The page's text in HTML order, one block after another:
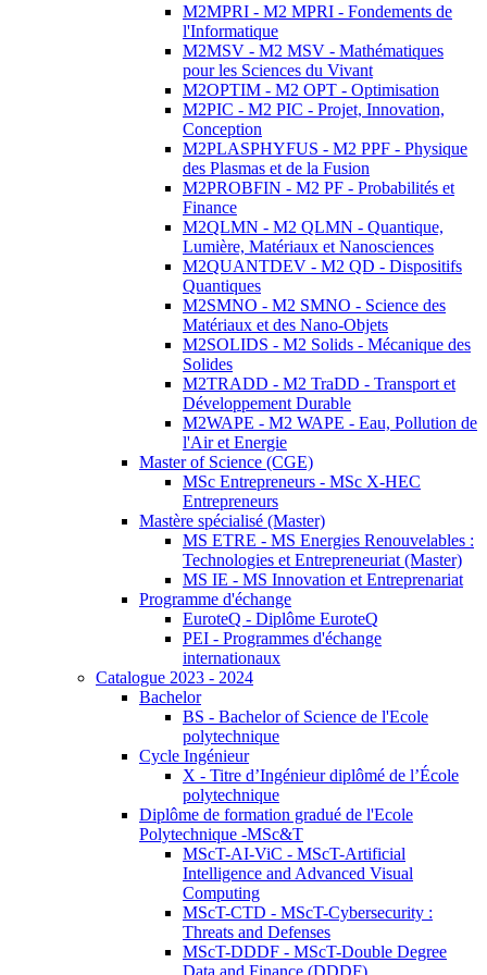
M2MPRI - M2 MPRI - Fondements de
l'Informatique
M2MSV - M2 MSV - Mathématiques
pour les Sciences du Vivant
M2OPTIM - M2 OPT - Optimisation
M2PIC - M2 PIC - Projet, Innovation,
Conception
M2PLASPHYFUS - M2 PPF - Physique
des Plasmas et de la Fusion
M2PROBFIN - M2 PF - Probabilités et
Finance
M2QLMN - M2 QLMN - Quantique,
Lumière, Matériaux et Nanosciences
M2QUANTDEV - M2 QD - Dispositifs
Quantiques
M2SMNO - M2 SMNO - Science des
Matériaux et des Nano-Objets
M2SOLIDS - M2 Solids - Mécanique des
Solides
M2TRADD - M2 TraDD - Transport et
Développement Durable
M2WAPE - M2 WAPE - Eau, Pollution de
l'Air et Energie
Master of Science (CGE)
MSc Entrepreneurs - MSc X-HEC
Entrepreneurs
Mastère spécialisé (Master)
MS ETRE - MS Energies Renouvelables :
Technologies et Entrepreneuriat (Master)
MS IE - MS Innovation et Entreprenariat
Programme d'échange
EuroteQ - Diplôme EuroteQ
PEI - Programmes d'échange
internationaux
Catalogue 2023 - 2024
Bachelor
BS - Bachelor of Science de l'Ecole
polytechnique
Cycle Ingénieur
X - Titre d’Ingénieur diplômé de l’École
polytechnique
Diplôme de formation gradué de l'Ecole
Polytechnique -MSc&T
MScT-AI-ViC - MScT-Artificial
Intelligence and Advanced Visual
Computing
MScT-CTD - MScT-Cybersecurity :
Threats and Defenses
MScT-DDDF - MScT-Double Degree
Data and Finance (DDDF)